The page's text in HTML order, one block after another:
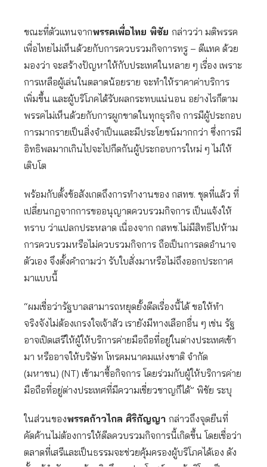
ขณะที่ตัวแทนจากพรรคเพื่อไทย พิชัย กล่าวว่า มติพรรค
เพื่อไทยไม่เห็นด้วยกับการควบรวมกิจการทรู – ดีแทค ด้วย
มองว่า จะสร้างปัญหาให้กับประเทศในหลาย ๆ เรื่อง เพราะ
การเหลือผู้เล่นในตลาดน้อยราย จะทำให้ราคาค่าบริการ
เพิ่มขึ้น และผู้บริโภคได้รับผลกระทบแน่นอน อย่างไรก็ตาม
พรรคไม่เห็นด้วยกับการผูกขาดในทุกธุรกิจ การมีผู้ประกอบ
การมากรายเป็นสิ่งจำเป็นและมีประโยชน์มากกว่า ซึ่งการมี
อิทธิพลมากเกินไปจะไปกีดกันผู้ประกอบการใหม่ ๆ ไม่ให้
เติบโต
พร้อมกับตั้งข้อสังเกตถึงการทำงานของ กสทช. ชุดที่แล้ว ที่
เปลี่ยนกฎจากการขออนุญาตควบรวมกิจการ เป็นแจ้งให้
ทราบ ว่าแปลกประหลาด เนื่องจาก กสทช.ไม่มีสิทธิไปห้าม
การควบรวมหรือไม่ควบรวมกิจการ ถือเป็นการลดอำนาจ
ตัวเอง จึงตั้งคำถามว่า รับใบสั่งมาหรือไม่ถึงออกประกาศ
มาแบบนี้
“ผมเชื่อว่ารัฐบาลสามารถหยุดยั้งดีลเรื่องนี้ได้ ขอให้ทำ
จริงจังไม่ต้องเกรงใจเจ้าสัว เรายังมีทางเลือกอื่น ๆ เช่น รัฐ
อาจเปิดเสรีให้ผู้ให้บริการค่ายมือถือที่อยู่ในต่างประเทศเข้า
มา หรืออาจให้บริษัท โทรคมนาคมแห่งชาติ จำกัด
(มหาชน) (NT) เข้ามาซื้อกิจการ โดยร่วมกับผู้ให้บริการค่าย
มือถือที่อยู่ต่างประเทศที่มีความเชี่ยวชาญก็ได้” พิชัย ระบุ
ในส่วนของพรรคก้าวไกล ศิริกัญญา กล่าวถึงจุดยืนที่
คัดค้านไม่ต้องการให้ดีลควบรวมกิจการนี้เกิดขึ้น โดยเชื่อว่า
ตลาดที่เสรีและเป็นธรรมจะช่วยคุ้มครองผู้บริโภคได้เอง ดัง